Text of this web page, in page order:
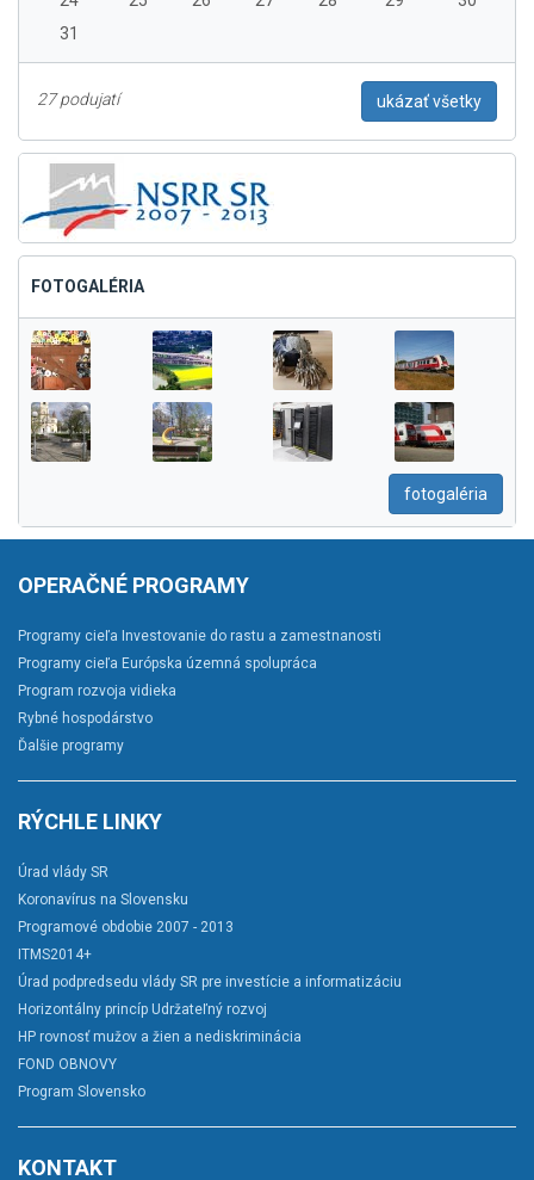
31
27 podujatí ukázať všetky
FOTOGALÉRIA
fotogaléria
OPERAČNÉ PROGRAMY
Programy cieľa Investovanie do rastu a zamestnanosti
Programy cieľa Európska územná spolupráca
Program rozvoja vidieka
Rybné hospodárstvo
Ďalšie programy
RÝCHLE LINKY
Úrad vlády SR
Koronavírus na Slovensku
Programové obdobie 2007 - 2013
ITMS2014+
Úrad podpredsedu vlády SR pre investície a informatizáciu
Horizontálny princíp Udržateľný rozvoj
HP rovnosť mužov a žien a nediskriminácia
FOND OBNOVY
Program Slovensko
KONTAKT